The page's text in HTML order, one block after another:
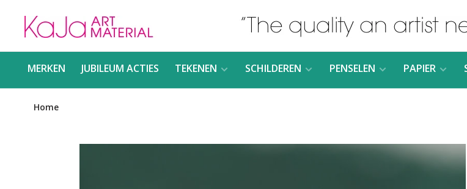
MERKEN JUBILEUM ACTIES TEKENEN SCHILDEREN PENSELEN PAPIER
Home